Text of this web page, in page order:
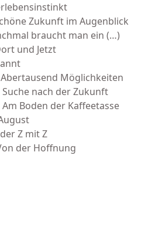
Zukunft im Augenblick
braucht man ein (…)
und Jetzt
Möglichkeiten
nach der Zukunft
Boden der Kaffeetasse
Z mit Z
der Hoffnung